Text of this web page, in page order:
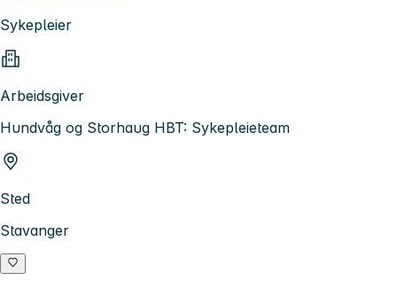
Sykepleier
Arbeidsgiver
Hundvåg og Storhaug HBT: Sykepleieteam
Sted
Stavanger